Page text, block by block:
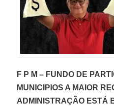
F P M – FUNDO DE
MUNICIPIOS A MAIOR
ADMINISTRAÇÃO ESTÁ